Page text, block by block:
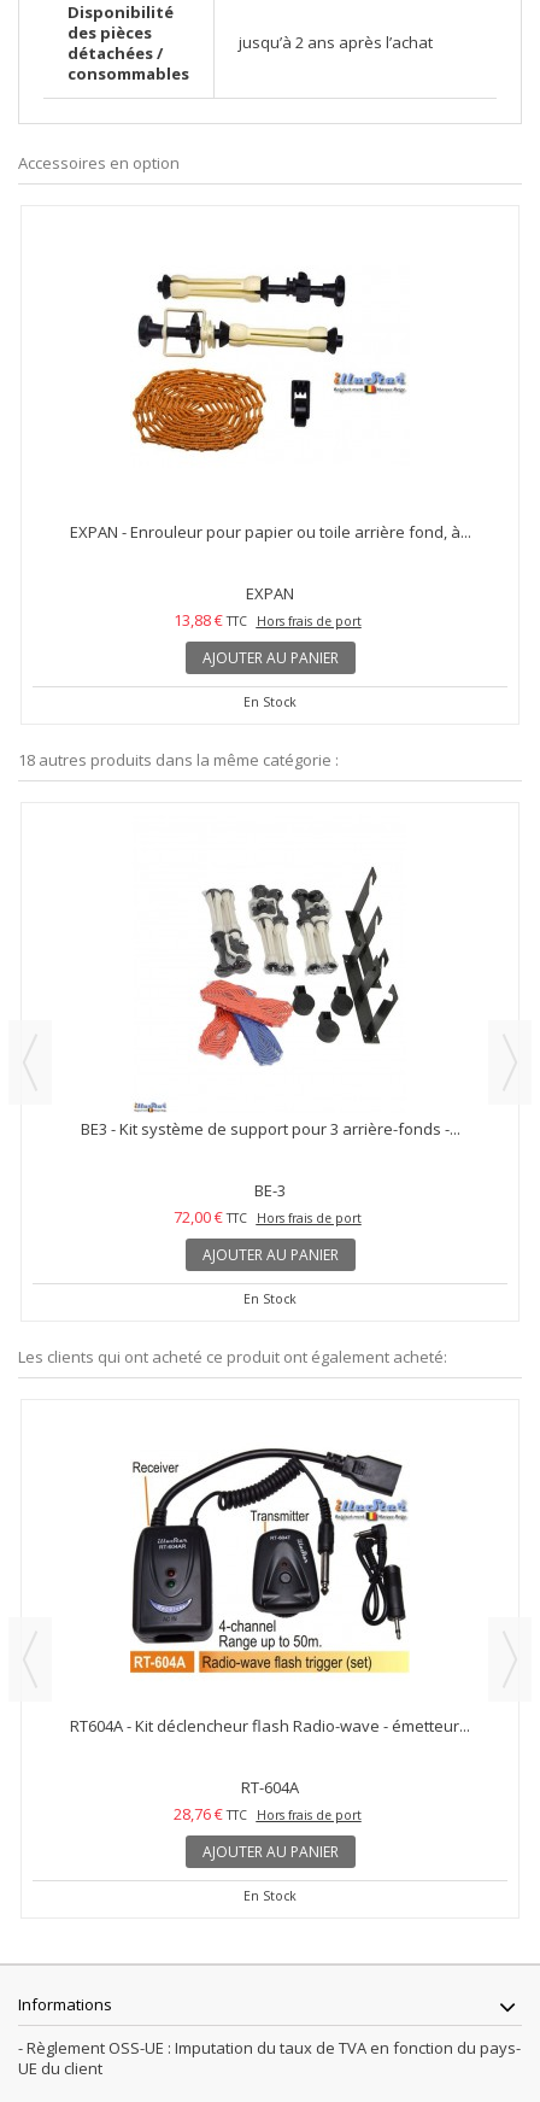
Disponibilité
des pièces
détachées /
consommables
jusqu’à 2 ans après l’achat
Accessoires en option
EXPAN - Enrouleur pour papier ou toile arrière fond, à...
EXPAN
13,88 € TTC Hors frais de port
AJOUTER AU PANIER
En Stock
18 autres produits dans la même catégorie :
BE3 - Kit système de support pour 3 arrière-fonds -...
BE-3
72,00 € TTC Hors frais de port
AJOUTER AU PANIER
En Stock
Les clients qui ont acheté ce produit ont également acheté:
RT604A - Kit déclencheur flash Radio-wave - émetteur...
RT-604A
28,76 € TTC Hors frais de port
AJOUTER AU PANIER
En Stock
Informations
- Règlement OSS-UE : Imputation du taux de TVA en fonction du pays-
UE du client